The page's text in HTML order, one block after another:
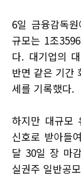
6일 금융감독
규모는 1조
다. 대기업의
반면 같은 기간
세를 기록했다.
하지만 대규모
신호로 받아들
달 30일 장 마
실권주 일반공